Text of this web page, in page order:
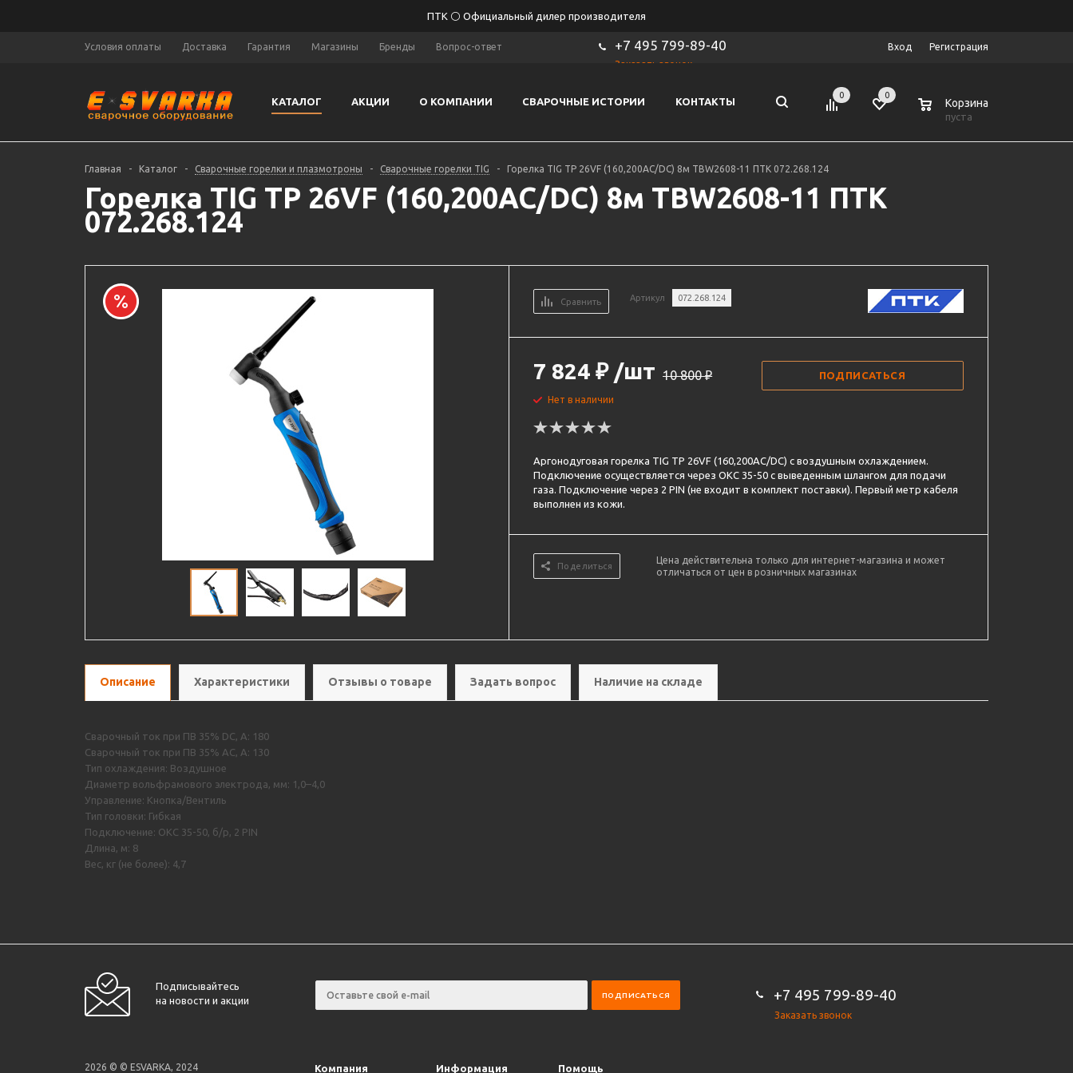
ПТК ⚪ Официальный дилер производителя
Условия оплаты Доставка Гарантия Магазины Бренды Вопрос-ответ +7 495 799-89-40
Заказать звонок
Вход Регистрация
КАТАЛОГ АКЦИИ О КОМПАНИИ СВАРОЧНЫЕ ИСТОРИИ КОНТАКТЫ
0 0
Корзина
пуста
Главная - Каталог - Сварочные горелки и плазмотроны - Сварочные горелки TIG - Горелка TIG TP 26VF (160,200AC/DC) 8м TBW2608-11 ПТК 072.268.124
Горелка TIG TP 26VF (160,200AC/DC) 8м TBW2608-11 ПТК
072.268.124
Сравнить Артикул 072.268.124
7 824 ₽ /шт 10 800₽
Нет в наличии
ПОДПИСАТЬСЯ
Аргонодуговая горелка TIG TP 26VF (160,200AC/DC) с воздушным охлаждением.
Подключение осуществляется через ОКС 35-50 с выведенным шлангом для подачи
газа. Подключение через 2 PIN (не входит в комплект поставки). Первый метр кабеля
выполнен из кожи.
Поделиться
Цена действительна только для интернет-магазина и может
отличаться от цен в розничных магазинах
Описание Характеристики Отзывы о товаре Задать вопрос Наличие на складе
Сварочный ток при ПВ 35% DC, А: 180
Сварочный ток при ПВ 35% AC, А: 130
Тип охлаждения: Воздушное
Диаметр вольфрамового электрода, мм: 1,0–4,0
Управление: Кнопка/Вентиль
Тип головки: Гибкая
Подключение: ОКС 35-50, б/р, 2 PIN
Длина, м: 8
Вес, кг (не более): 4,7
Подписывайтесь
на новости и акции
+7 495 799-89-40
Заказать звонок
2026 © © ESVARKA, 2024 Компания Информация Помощь